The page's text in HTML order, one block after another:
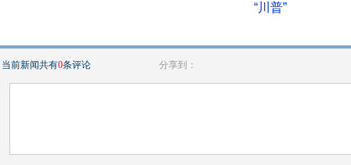
“川普”
当前新闻共有0条评论 分享到：